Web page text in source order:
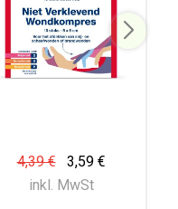
4,39 €
3,59 €
inkl. MwSt